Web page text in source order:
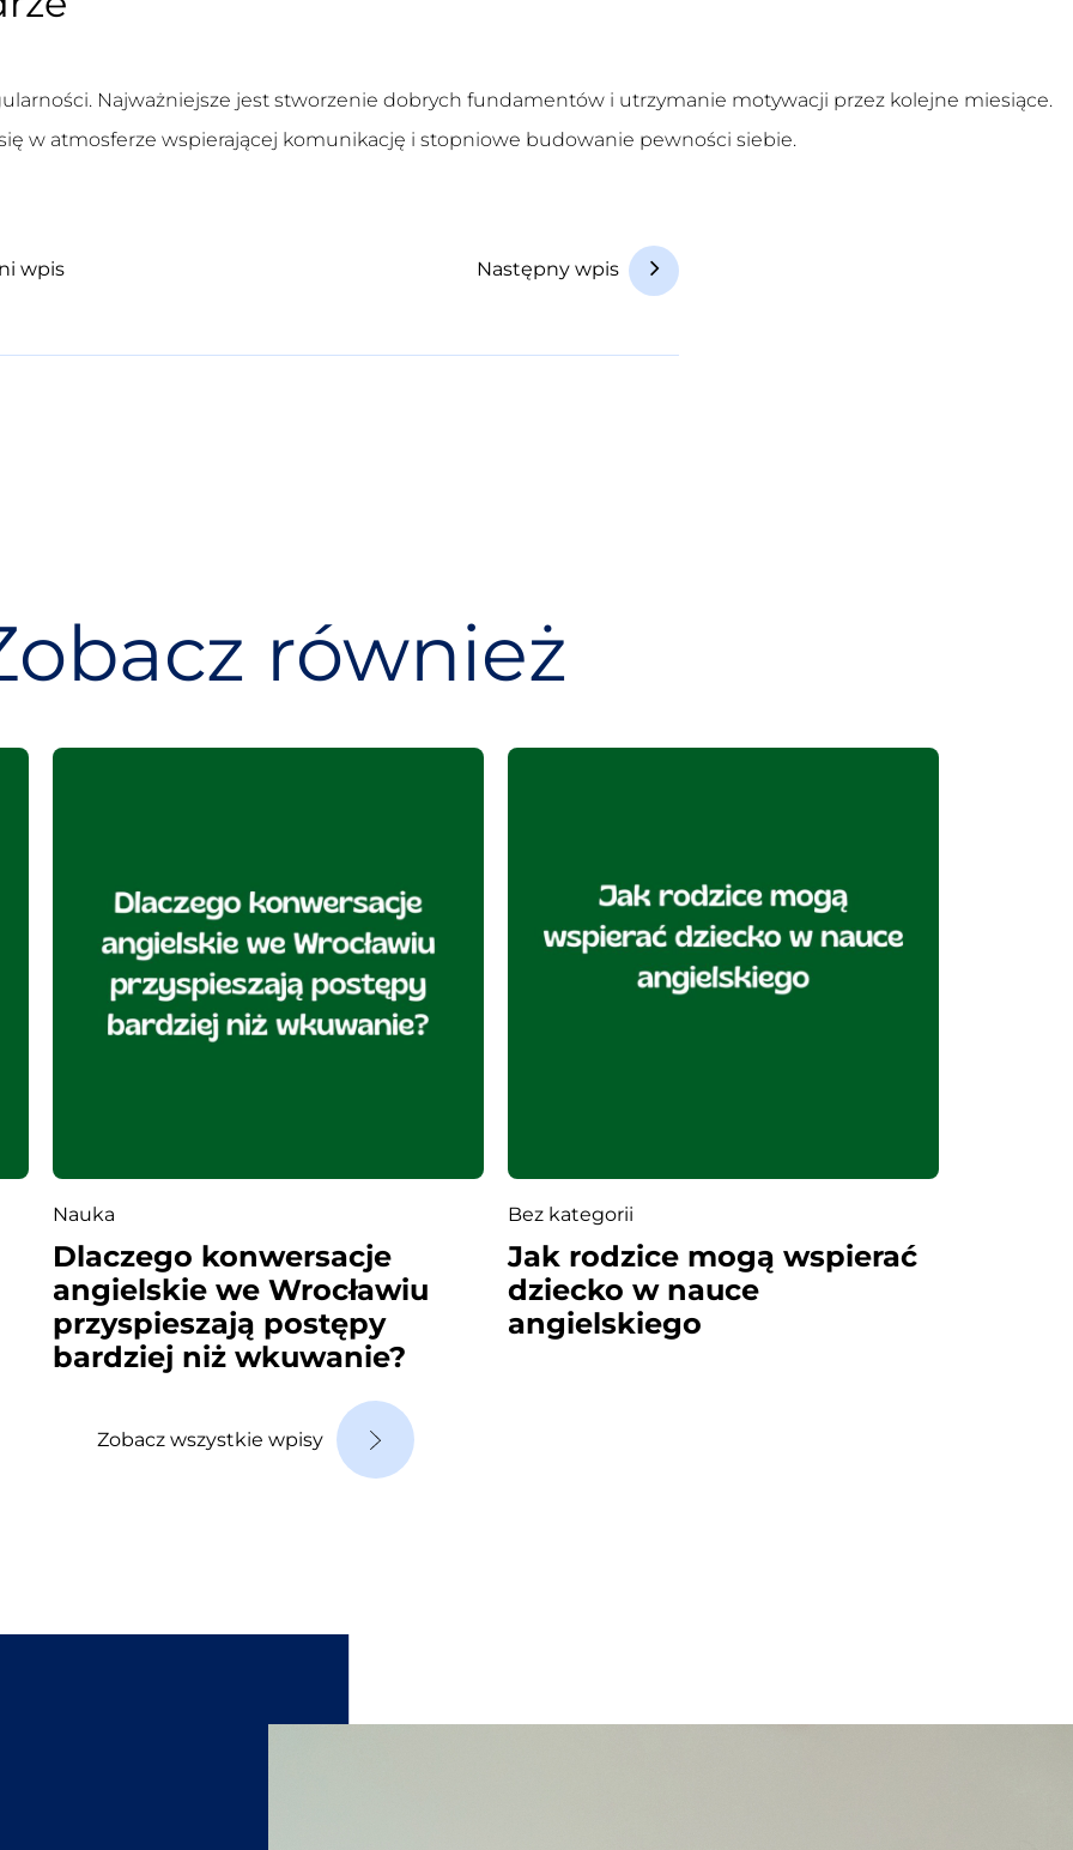
Najważniejsze jest stworzenie dobrych fundamentów i utrzymanie motywacji przez kolejne miesiące.
w atmosferze wspierającej komunikację i stopniowe budowanie pewności siebie.
wpis Następny wpis
również
Nauka
Dlaczego konwersacje
angielskie we Wrocławiu
przyspieszają postępy
bardziej niż wkuwanie?
Bez kategorii
Jak rodzice mogą wspierać
dziecko w nauce
angielskiego
Zobacz wszystkie wpisy